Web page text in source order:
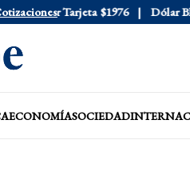
Dólar Tarjeta $1976 Dólar Blue
ECONOMÍASOCIEDAD